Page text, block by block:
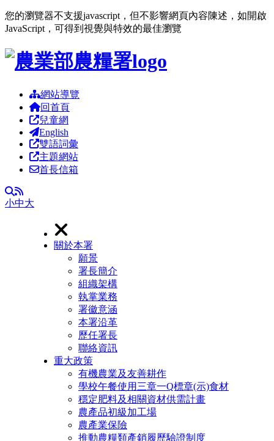
您的瀏覽器不支援javascript，但不影響網頁內容陳述，如開啟
JavaScript，可得到視覺與特效的最佳瀏覽
跳到主要內容區塊
網站導覽
回首頁
兒童網
English
雙語詞彙
主題網站
首長信箱
全文檢索
RSS
小中大
關於本署
願景
署長簡介
組織架構
執掌業務
署徽意涵
本署沿革
歷任署長
聯絡資訊
重大政策
有機農業及友善耕作
學校午餐使用三章一Q標章(示)食材
穩定肥料及相關資材供需計畫
農產品初級加工場
農產業保險
推動農糧類產銷履歷驗證制度